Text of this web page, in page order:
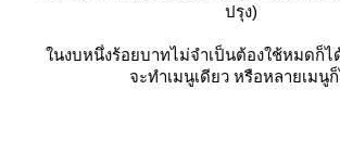
ปรุง)
นงบหนึ่งร้อยบาทไม่จำเป็นต้องใช้หมดก็ไ
จะทำเมนูเดียว หรือหลายเมนู